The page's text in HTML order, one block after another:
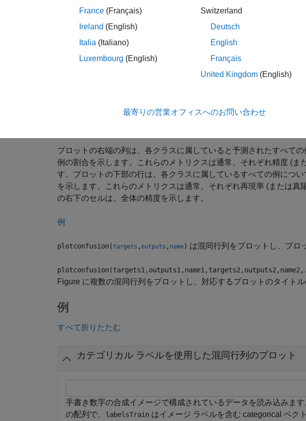
ベルは、categorical ベクトルまたは one-of-N (one-hot) 表現で指定し
ヒント
plotconfusionは、カテゴリカル ラベルでは推奨されません。
ます。対角線上のセルは、正しく分類された観測値に対応します。
プロットの右端の列は、各クラスに属していると予測されたすべて
例の割合を示します。これらのメトリクスは通常、それぞれ精度 (ま
す。プロットの下部の行は、各クラスに属しているすべての例につ
を示します。これらのメトリクスは通常、それぞれ再現率 (または
の右下のセルは、全体の精度を示します。
例
plotconfusion(targets , outputs , name) は混同行列をプロットし、プロ
Figure に複数の混同行列をプロットし、対応するプロットのタイト
例
すべて折りたたむ
カテゴリカル ラベルを使用した混同行列のプロット
手書き数字の合成イメージで構成されているデータを読み込みます
の配列で、 labelsTrain はイメージ ラベルを含む categorical ベク
France (Français)
Ireland (English)
Italia (Italiano)
Luxembourg (English)
Switzerland
Deutsch
English
Français
United Kingdom (English)
最寄りの営業オフィスへのお問い合わせ